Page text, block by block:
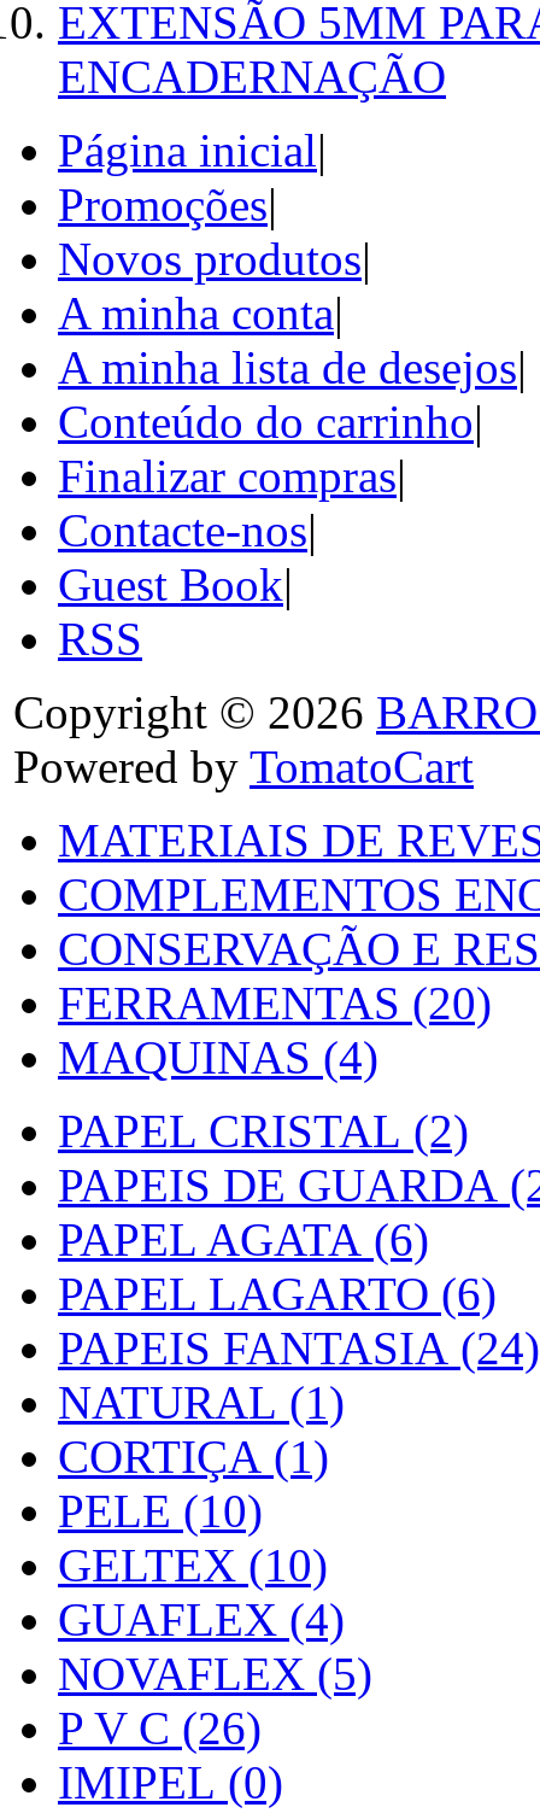
EXTENSÃO 5MM
ENCADERNAÇÃO
Página inicial|
Promoções|
Novos produtos|
A minha conta|
A minha lista de desejos|
Conteúdo do carrinho|
Finalizar compras|
Contacte-nos|
Guest Book|
RSS
Copyright © 2026
Powered by TomatoCart
MATERIAIS DE
COMPLEMENTOS
CONSERVAÇÃO E
FERRAMENTAS (20)
MAQUINAS (4)
PAPEL CRISTAL (2)
PAPEIS DE GUARDA
PAPEL AGATA (6)
PAPEL LAGARTO (6)
PAPEIS FANTASIA (24)
NATURAL (1)
CORTIÇA (1)
PELE (10)
GELTEX (10)
GUAFLEX (4)
NOVAFLEX (5)
P V C (26)
IMIPEL (0)